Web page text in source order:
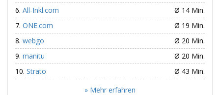
All-Inkl.com
Ø 14 Min.
ONE.com
Ø 19 Min.
webgo
Ø 20 Min.
manitu
Ø 20 Min.
Strato
Ø 43 Min.
» Mehr erfahren